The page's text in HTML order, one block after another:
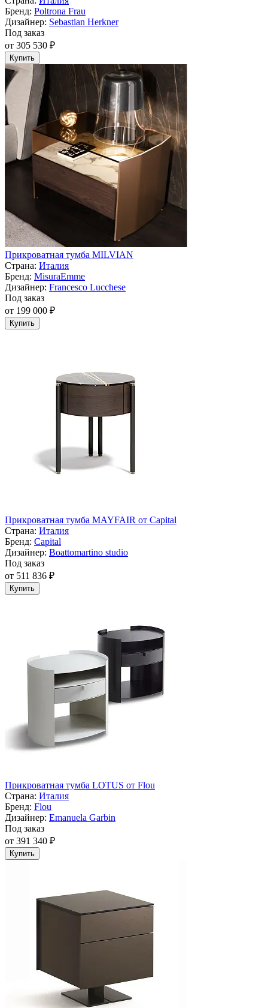
Бренд: Poltrona Frau
Дизайнер: Sebastian Herkner
Под заказ
от 305 530 ₽
Купить
Прикроватная тумба MILVIAN
Страна: Италия
Бренд: MisuraEmme
Дизайнер: Francesco Lucchese
Под заказ
от 199 000 ₽
Купить
Прикроватная тумба MAYFAIR от Capital
Страна: Италия
Бренд: Capital
Дизайнер: Boattomartino studio
Под заказ
от 511 836 ₽
Купить
Прикроватная тумба LOTUS от Flou
Страна: Италия
Бренд: Flou
Дизайнер: Emanuela Garbin
Под заказ
от 391 340 ₽
Купить